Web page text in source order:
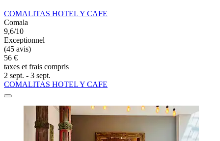
COMALITAS HOTEL Y CAFE
Comala
9,6/10
Exceptionnel
(45 avis)
56 €
taxes et frais compris
2 sept. - 3 sept.
COMALITAS HOTEL Y CAFE